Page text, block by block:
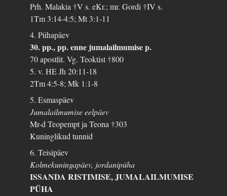
Prh. Malakia †V s. eKr.; mr. Gordi †IV s.
1Tm 3:14-4:5; Mt 3:1-11
4. Pühapäev
30. pp., pp. enne jumalailmumise p.
70 apostlit. Vg. Teoktist †800
5. v. HE Jh 20:11-18
2Tm 4:5-8; Mk 1:1-8
5. Esmaspäev
Jumalailmumise eelpäev
Mr-d Teopempt ja Teona †303
Kuninglikud tunnid
6. Teisipäev
Kolmekuningapäev, jordanipüha
ISSANDA RISTIMISE, JUMALAILMUMISE
PÜHA